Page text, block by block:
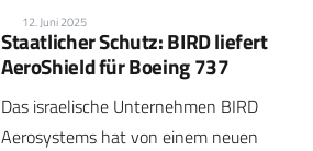
12. Juni 2025
Staatlicher Schutz: BIRD liefert
AeroShield für Boeing 737
Das israelische Unternehmen BIRD
Aerosystems hat von einem neuen